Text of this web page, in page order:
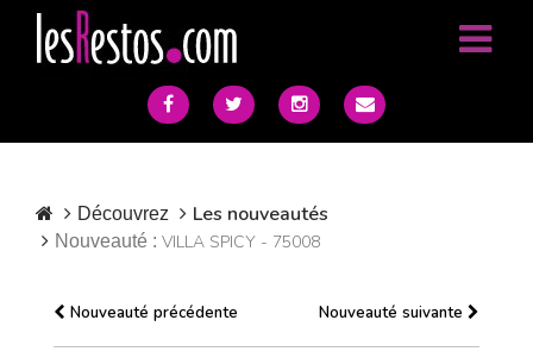
Découvrez Les nouveautés
Nouveauté : VILLA SPICY - 75008
Nouveauté précédente Nouveauté suivante